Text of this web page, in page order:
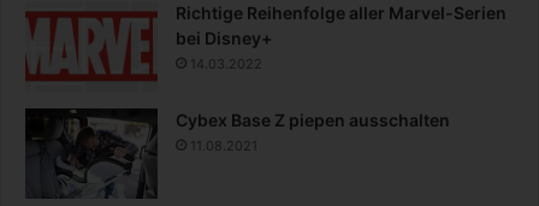
Richtige Reihenfolge aller Marvel-Serien
bei Disney+
14.03.2022
Cybex Base Z piepen ausschalten
11.08.2021